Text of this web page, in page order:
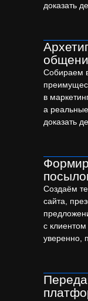
доказать
Собираем
в
а
доказать
Создаём
сайта,
с
уверенно,
Примеры